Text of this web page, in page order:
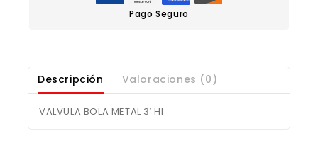
Pago Seguro
Descripción Valoraciones (0)
VALVULA BOLA METAL 3′ HI